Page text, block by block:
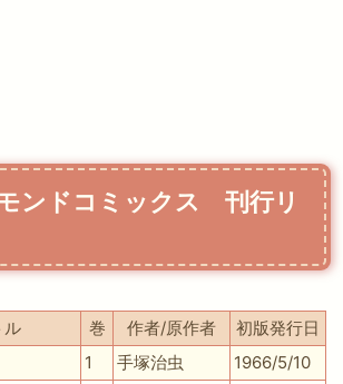
ンドコミックス 刊行リ
ル 巻 作者/原作者
初版発行日
1 手塚治虫
1966/5/10